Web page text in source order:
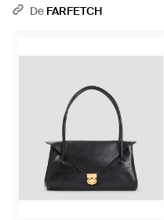
Patch Logo - Jaune
De FARFETCH